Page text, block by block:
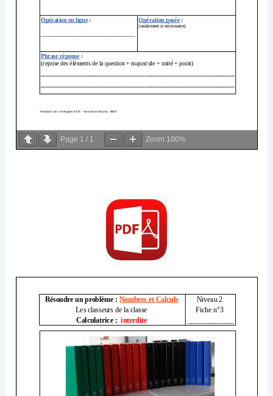
Page 1 / 1 Zoom 100%